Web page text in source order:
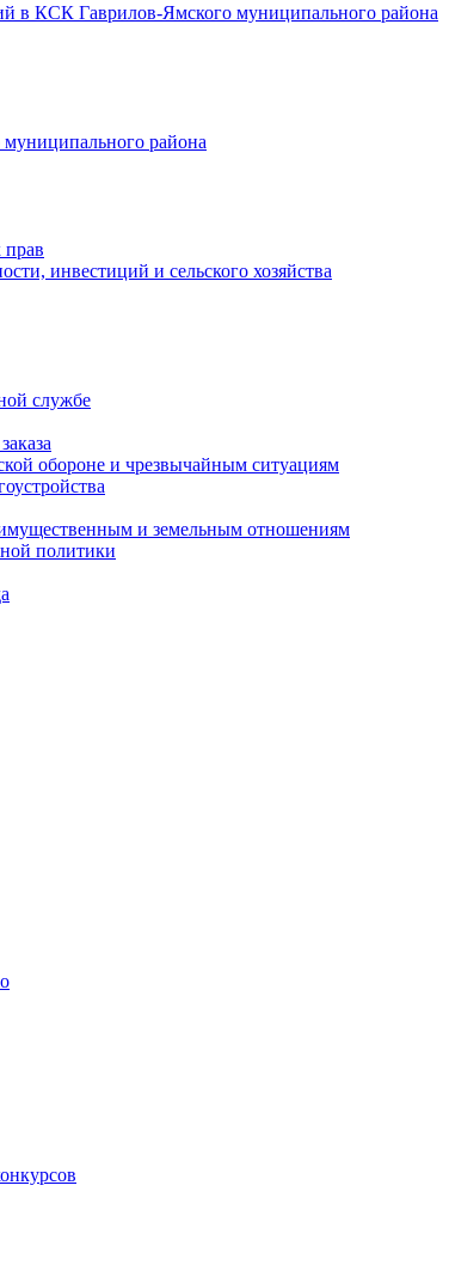
в КСК Гаврилов-Ямского муниципального района
района
прав
инвестиций и сельского хозяйства
службе
обороне и чрезвычайным ситуациям
имущественным и земельным отношениям
политики